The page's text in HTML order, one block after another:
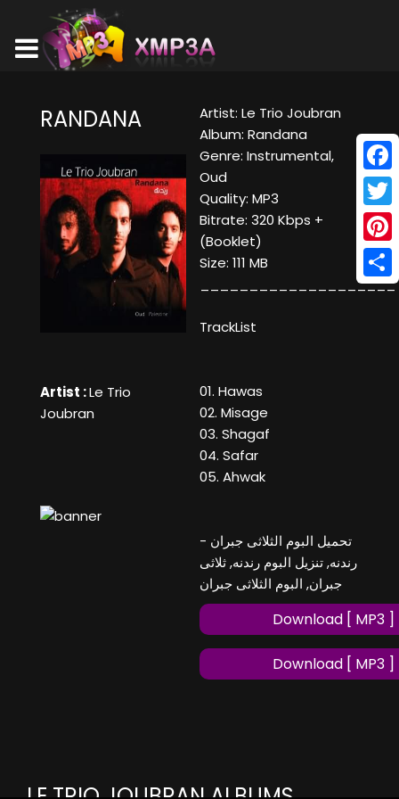
RANDANA
Artist :Le Trio
Joubran
Artist: Le Trio Joubran
Album: Randana
Genre: Instrumental,
Oud
Quality: MP3
Bitrate: 320 Kbps +
(Booklet)
Size: 111 MB
____________________
TrackList
01. Hawas
02. Misage
03. Shagaf
04. Safar
05. Ahwak
تحميل البوم الثلاثى جبران -
رندنه, تنزيل البوم رندنه, ثلاثى
جبران, البوم الثلاثى جبران
Download [ MP3 ]
Download [ MP3 ]